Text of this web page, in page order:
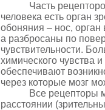
Часть
человека есть орган
обоняния – нос,
а разбросаны по
чувствительности.
химического чувства
обеспечивают
через которые мозг
Все рецепторы
расстоянии